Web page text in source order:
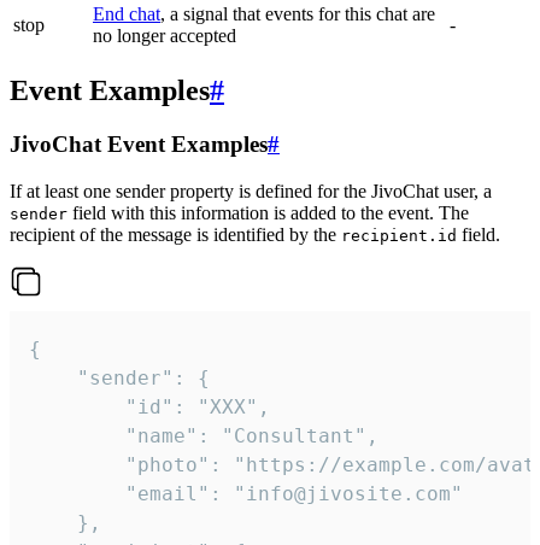
stop
End chat, a signal that events for this chat are
no longer accepted
-
Event Examples#
JivoChat Event Examples#
If at least one sender property is defined for the JivoChat user, a
sender field with this information is added to the event. The
recipient of the message is identified by the recipient.id field.
{